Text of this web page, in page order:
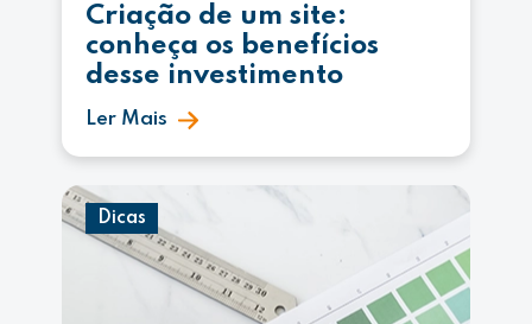
Criação de um site:
conheça os benefícios
desse investimento
Ler Mais
Dicas